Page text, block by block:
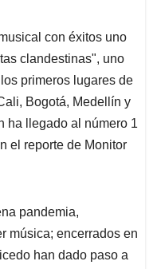
con éxitos uno
clandestinas", uno
primeros lugares de
Bogotá, Medellín y
ha llegado al número 1
el reporte de Monitor
pandemia,
música; encerrados en
han dado paso a